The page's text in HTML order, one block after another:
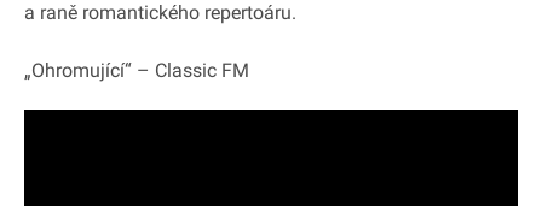
a raně romantického repertoáru.
„Ohromující“ – Classic FM